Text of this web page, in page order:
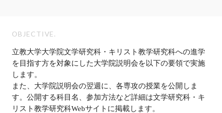
OBJECTIVE.
立教大学大学院文学研究科・キリスト教学研究科への進学
を目指す方を対象にした大学院説明会を以下の要領で実施
します。
また、大学院説明会の翌週に、各専攻の授業を公開しま
す。公開する科目名、参加方法など詳細は文学研究科・キ
リスト教学研究科Webサイトに掲載します。